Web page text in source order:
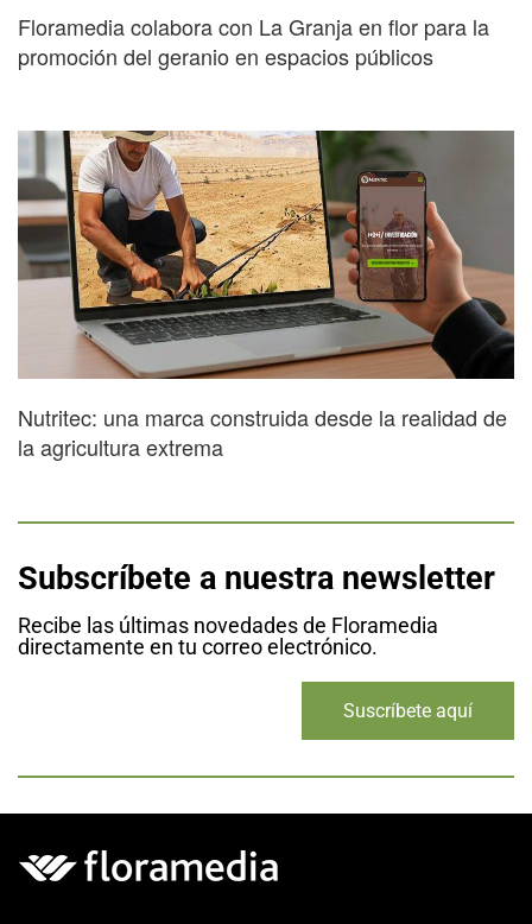
Floramedia colabora con La Granja en flor para la
promoción del geranio en espacios públicos
Nutritec: una marca construida desde la realidad de
la agricultura extrema
Subscríbete a nuestra newsletter
Recibe las últimas novedades de Floramedia
directamente en tu correo electrónico.
Suscríbete aquí